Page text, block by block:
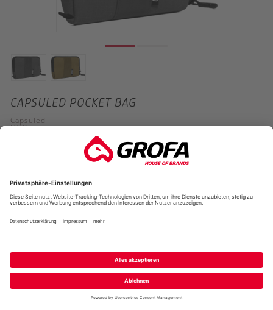
CAPSULED POCKET BAG
Capsuled
UVP
Entdecken Sie bei shop.grofa.com erstklassige
und zuverlässige Produkte bekannt sind. Unser
Sortiment bietet Ihnen eine breite Auswahl an
hochwertiger Ausrüstung, damit Sie Ihre
Leidenschaft in vollem Umfang genießen können.
Vertrauen Sie auf Produkte aus erster Hand, die